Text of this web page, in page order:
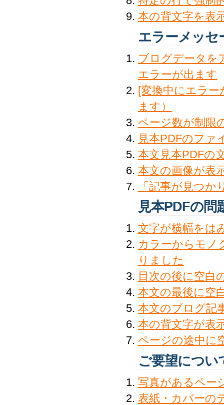
本の背文字を表
エラーメッセ
ブログデータを
エラーが出ます
[変換中にエラ
ます）
ページ数が制限
見本PDFのファ
本文見本PDFの
本文の画像が表
「記事が見つ
見本PDFの問
文字が横幅をは
カラーからモノ
りました
目次の後に空白
本文の最後に空
本文のブログ記
本の背文字が表
ページの途中に
ご要望につい
写真があるペー
表紙・カバーの